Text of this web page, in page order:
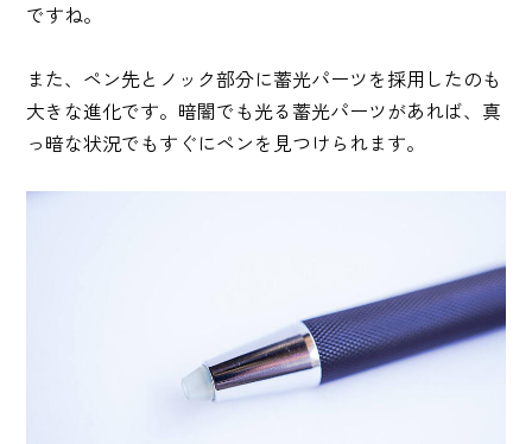
ですね。
また、ペン先とノック部分に蓄光パーツを採用したのも
大きな進化です。暗闇でも光る蓄光パーツがあれば、真
っ暗な状況でもすぐにペンを見つけられます。